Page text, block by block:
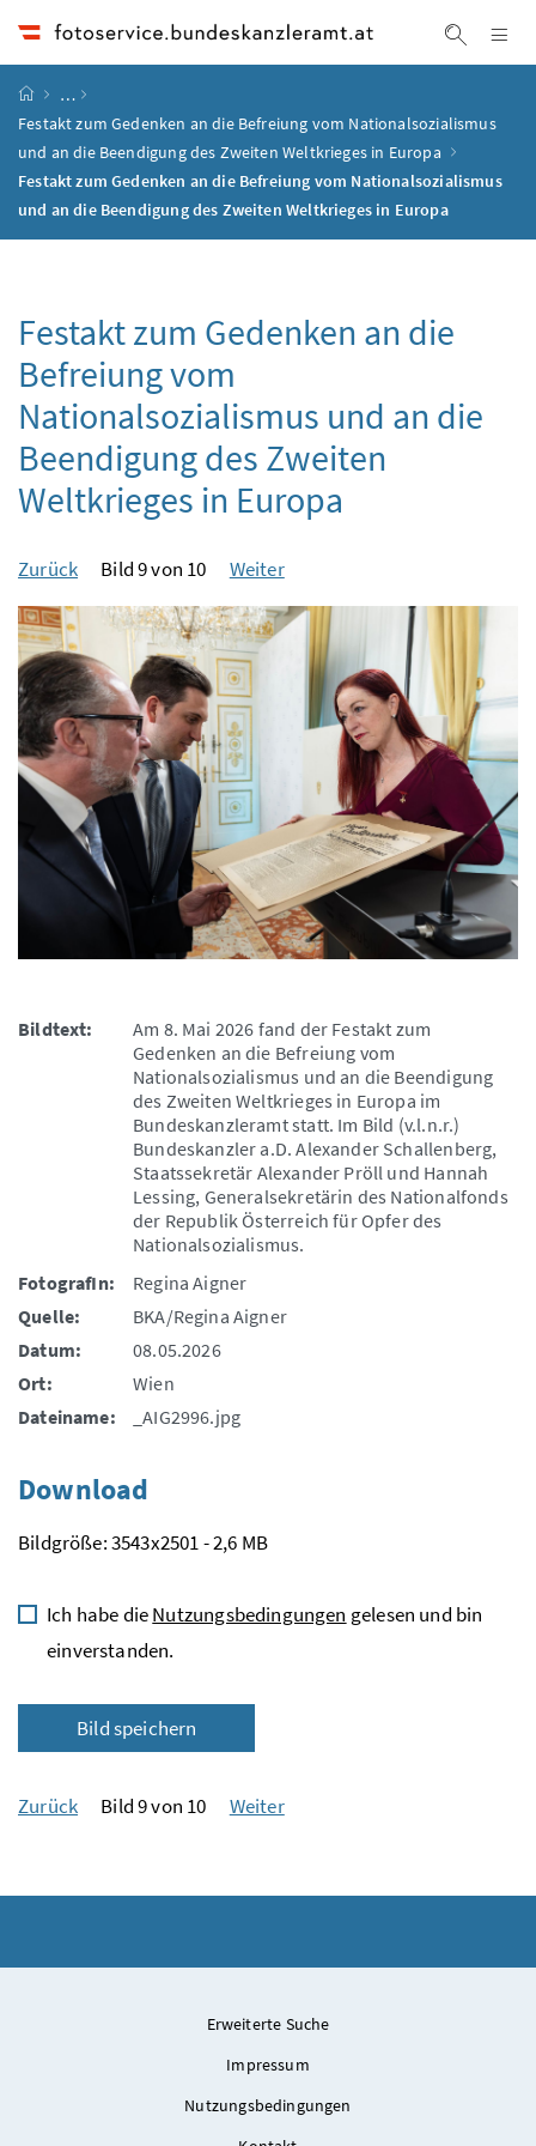
Suche
Startseite
…
Festakt zum Gedenken an die Befreiung vom Nationalsozialismus
und an die Beendigung des Zweiten Weltkrieges in Europa
Festakt zum Gedenken an die Befreiung vom Nationalsozialismus
und an die Beendigung des Zweiten Weltkrieges in Europa
Festakt zum Gedenken an die
Befreiung vom
Nationalsozialismus und an die
Beendigung des Zweiten
Weltkrieges in Europa
Zurück Bild 9 von 10 Weiter
Bildtext:
Am 8. Mai 2026 fand der Festakt zum
Gedenken an die Befreiung vom
Nationalsozialismus und an die Beendigung
des Zweiten Weltkrieges in Europa im
Bundeskanzleramt statt. Im Bild (v.l.n.r.)
Bundeskanzler a.D. Alexander Schallenberg,
Staatssekretär Alexander Pröll und Hannah
Lessing, Generalsekretärin des Nationalfonds
der Republik Österreich für Opfer des
Nationalsozialismus.
FotografIn:
Regina Aigner
Quelle:
BKA/Regina Aigner
Datum:
08.05.2026
Ort:
Wien
Dateiname:
_AIG2996.jpg
Download
Bildgröße: 3543x2501 - 2,6 MB
Ich habe dieNutzungsbedingungen gelesen und bin
einverstanden.
Bild speichern
Zurück Bild 9 von 10 Weiter
Erweiterte Suche
Impressum
Nutzungsbedingungen